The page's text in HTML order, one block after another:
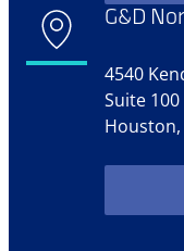
G&D
4540
Suite 100
Houston,